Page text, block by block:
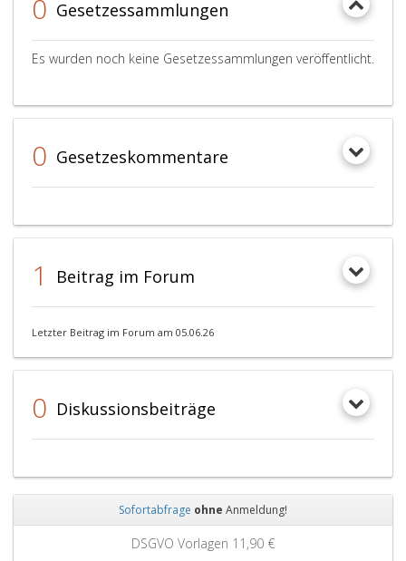
0 Gesetzessammlungen
Es wurden noch keine Gesetzessammlungen veröffentlicht.
0 Gesetzeskommentare
1 Beitrag im Forum
Letzter Beitrag im Forum am 05.06.26
0 Diskussionsbeiträge
Sofortabfrage ohne Anmeldung!
DSGVO Vorlagen 11,90 €